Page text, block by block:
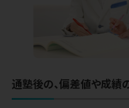
通塾後の、偏差値や成績